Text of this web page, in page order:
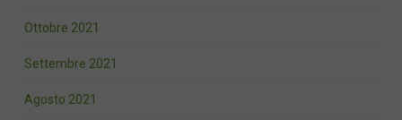
Ottobre 2021
Settembre 2021
Agosto 2021